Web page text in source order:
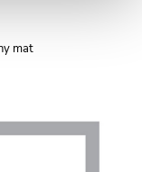
mat